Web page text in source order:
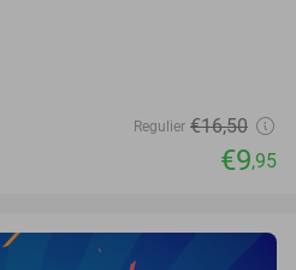
Regulier €16,50
€9,95